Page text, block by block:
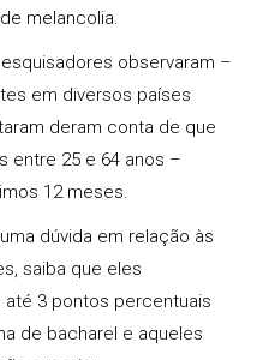
melancolia.
observaram –
em diversos países
deram conta de que
entre 25 e 64 anos –
12 meses.
dúvida em relação às
saiba que eles
3 pontos percentuais
de bacharel e aqueles